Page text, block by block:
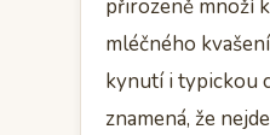
přirozeně množí
mléčného
kynutí i typickou
znamená, že